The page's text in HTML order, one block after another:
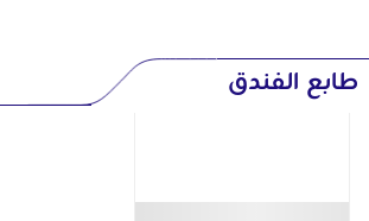
طابع الفندق